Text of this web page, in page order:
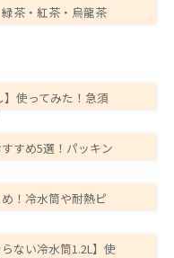
茶・紅茶・烏龍茶
使ってみた！急須
すめ5選！パッキン
！冷水筒や耐熱ピ
ない冷水筒1.2L】使